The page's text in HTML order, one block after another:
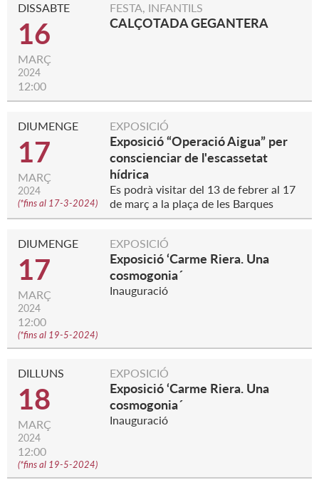
DISSABTE
16
MARÇ
2024
12:00
FESTA, INFANTILS
CALÇOTADA GEGANTERA
DIUMENGE
17
MARÇ
2024
(*fins al 17-3-2024)
EXPOSICIÓ
Exposició “Operació Aigua” per
conscienciar de l'escassetat
hídrica
Es podrà visitar del 13 de febrer al 17
de març a la plaça de les Barques
DIUMENGE
17
MARÇ
2024
12:00
(*fins al 19-5-2024)
EXPOSICIÓ
Exposició ‘Carme Riera. Una
cosmogonia´
Inauguració
DILLUNS
18
MARÇ
2024
12:00
(*fins al 19-5-2024)
EXPOSICIÓ
Exposició ‘Carme Riera. Una
cosmogonia´
Inauguració